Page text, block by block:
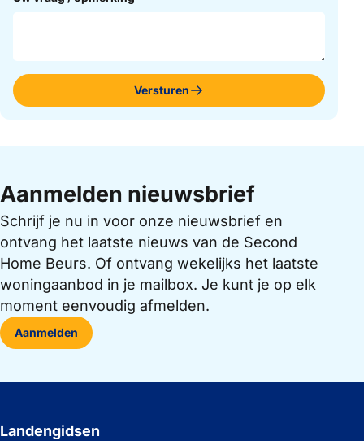
Versturen
Aanmelden nieuwsbrief
Schrijf je nu in voor onze nieuwsbrief en
ontvang het laatste nieuws van de Second
Home Beurs. Of ontvang wekelijks het laatste
woningaanbod in je mailbox. Je kunt je op elk
moment eenvoudig afmelden.
Aanmelden
Landengidsen